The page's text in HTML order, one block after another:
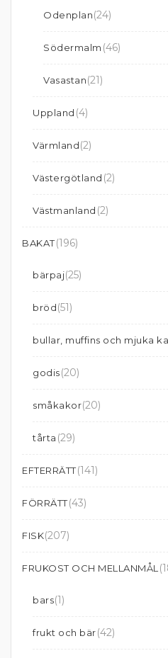
Odenplan(24)
Södermalm (46)
Vasastan(21)
Uppland (4)
Värmland(2)
Västergötland (2)
Västmanland (2)
BAKAT(196)
bärpaj(25)
bröd(51)
bullar, muffins och mjuka
godis(20)
småkakor(20)
tårta (29)
EFTERRÄTT(141)
FÖRRÄTT(43)
FISK(207)
FRUKOST OCH MELLANMÅL
bars(1)
frukt och bär(42)